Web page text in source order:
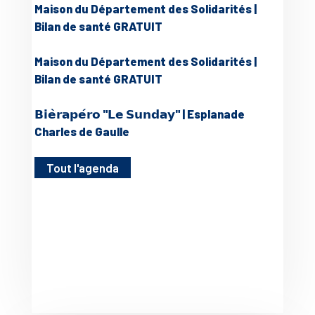
Maison du Département des Solidarités |
Bilan de santé GRATUIT
Maison du Département des Solidarités |
Bilan de santé GRATUIT
𝗕𝗶𝗲̀𝗿𝗮𝗽𝗲́𝗿𝗼 "𝗟𝗲 𝗦𝘂𝗻𝗱𝗮𝘆" | Esplanade
Charles de Gaulle
Tout l'agenda